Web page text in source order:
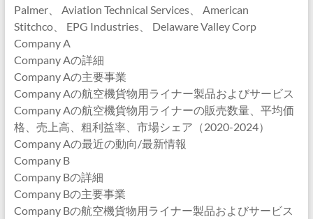
Palmer、 Aviation Technical Services、 American
Stitchco、 EPG Industries、 Delaware Valley Corp
Company A
Company Aの詳細
Company Aの主要事業
Company Aの航空機貨物用ライナー製品およびサービス
Company Aの航空機貨物用ライナーの販売数量、平均価
格、売上高、粗利益率、市場シェア（2020-2024）
Company Aの最近の動向/最新情報
Company B
Company Bの詳細
Company Bの主要事業
Company Bの航空機貨物用ライナー製品およびサービス